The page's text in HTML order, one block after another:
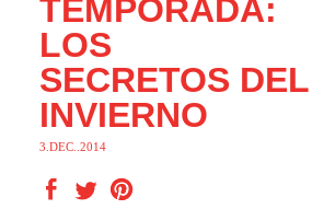
TEMPORADA:
LOS
SECRETOS DEL
INVIERNO
3.DEC..2014